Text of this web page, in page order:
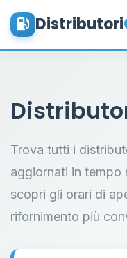
Distributori
Trova tutti i
aggiornati in tempo
scopri gli orari di
rifornimento più